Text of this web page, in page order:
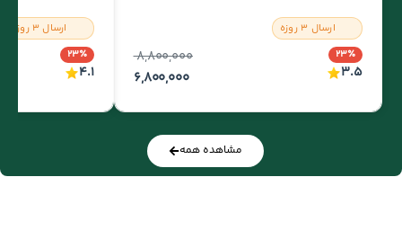
ارسال ۳ روزه
۸,۸۰۰,۰۰۰
۶,۸۰۰,۰۰۰
۲۳٪
۳.۵
ارسال ۳ روزه
۲۳٪
۴.۱
مشاهده همه